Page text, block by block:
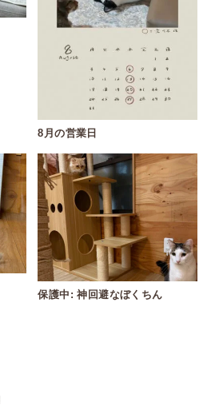
8月の営業日
保護中: 神回避なぼくちん